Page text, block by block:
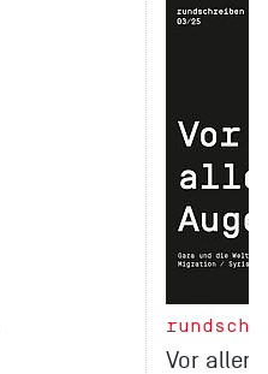
Vor aller